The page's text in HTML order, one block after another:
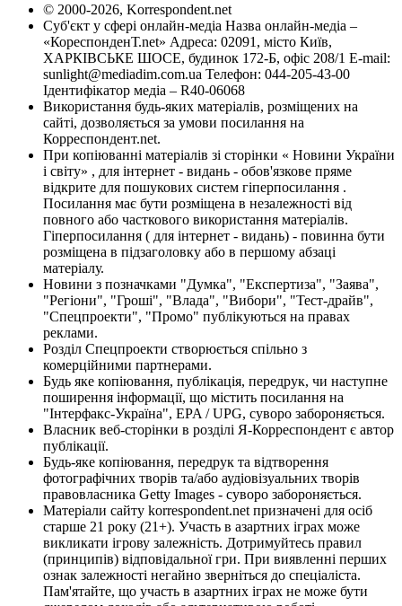
© 2000-2026, Korrespondent.net
Суб'єкт у сфері онлайн-медіа Назва онлайн-медіа –
«КореспонденТ.net» Адреса: 02091, місто Київ,
ХАРКІВСЬКЕ ШОСЕ, будинок 172-Б, офіс 208/1 E-mail:
sunlight@mediadim.com.ua Телефон: 044-205-43-00
Ідентифікатор медіа – R40-06068
Використання будь-яких матеріалів, розміщених на
сайті, дозволяється за умови посилання на
Корреспондент.net.
При копіюванні матеріалів зі сторінки « Новини України
і світу» , для інтернет - видань - обов'язкове пряме
відкрите для пошукових систем гіперпосилання .
Посилання має бути розміщена в незалежності від
повного або часткового використання матеріалів.
Гіперпосилання ( для інтернет - видань) - повинна бути
розміщена в підзаголовку або в першому абзаці
матеріалу.
Новини з позначками "Думка", "Експертиза", "Заява",
"Регіони", "Гроші", "Влада", "Вибори", "Тест-драйв",
"Спецпроекти", "Промо" публікуються на правах
реклами.
Розділ Спецпроекти створюється спільно з
комерційними партнерами.
Будь яке копіювання, публікація, передрук, чи наступне
поширення інформації, що містить посилання на
"Інтерфакс-Україна", EPA / UPG, суворо забороняється.
Власник веб-сторінки в розділі Я-Корреспондент є автор
публікації.
Будь-яке копіювання, передрук та відтворення
фотографічних творів та/або аудіовізуальних творів
правовласника Getty Images - суворо забороняється.
Матеріали сайту korrespondent.net призначені для осіб
старше 21 року (21+). Участь в азартних іграх може
викликати ігрову залежність. Дотримуйтесь правил
(принципів) відповідальної гри. При виявленні перших
ознак залежності негайно зверніться до спеціаліста.
Пам'ятайте, що участь в азартних іграх не може бути